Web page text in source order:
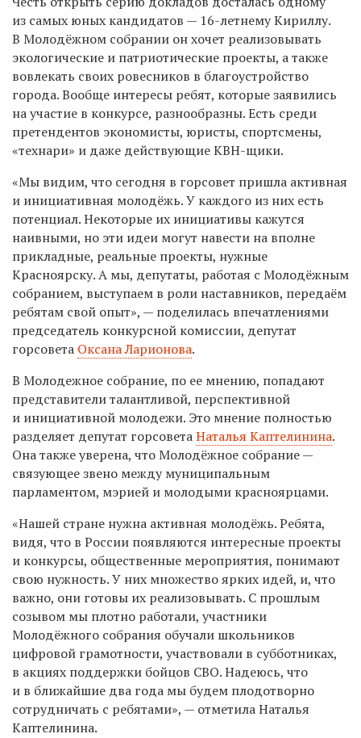
из самых юных кандидатов — 16-летнему Кириллу.
В Молодёжном собрании он хочет реализовывать
экологические и патриотические проекты, а также
вовлекать своих ровесников в благоустройство
города. Вообще интересы ребят, которые заявились
на участие в конкурсе, разнообразны. Есть среди
претендентов экономисты, юристы, спортсмены,
«технари» и даже действующие КВН-щики.
«Мы видим, что сегодня в горсовет пришла активная
и инициативная молодёжь. У каждого из них есть
потенциал. Некоторые их инициативы кажутся
наивными, но эти идеи могут навести на вполне
прикладные, реальные проекты, нужные
Красноярску. А мы, депутаты, работая с Молодёжным
собранием, выступаем в роли наставников, передаём
ребятам свой опыт», — поделилась впечатлениями
председатель конкурсной комиссии, депутат
горсовета Оксана Ларионова.
В Молодежное собрание, по ее мнению, попадают
представители талантливой, перспективной
и инициативной молодежи. Это мнение полностью
разделяет депутат горсоветаНаталья Каптелинина.
Она также уверена, что Молодёжное собрание —
связующее звено между муниципальным
парламентом, мэрией и молодыми красноярцами.
«Нашей стране нужна активная молодёжь. Ребята,
видя, что в России появляются интересные проекты
и конкурсы, общественные мероприятия, понимают
свою нужность. У них множество ярких идей, и, что
важно, они готовы их реализовывать. С прошлым
созывом мы плотно работали, участники
Молодёжного собрания обучали школьников
цифровой грамотности, участвовали в субботниках,
в акциях поддержки бойцов СВО. Надеюсь, что
и в ближайшие два года мы будем плодотворно
сотрудничать с ребятами», — отметила Наталья
Каптелинина.